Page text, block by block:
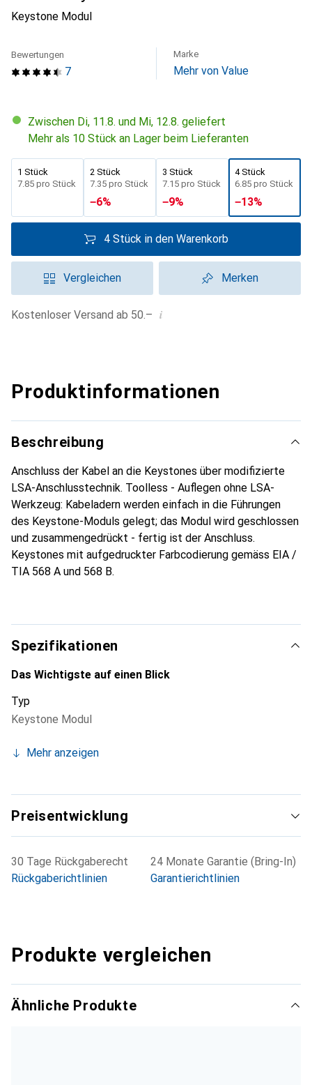
Keystone Modul
7
Bewertungen Marke
Mehr von Value
Zwischen Di, 11.8. und Mi, 12.8. geliefert
Mehr als 10 Stück an Lager beim Lieferanten
1 Stück
CHF
7.85 pro Stück
2 Stück
CHF
7.35 pro Stück
−6%
3 Stück
CHF
7.15 pro Stück
−9%
4 Stück
CHF
6.85 pro Stück
−13%
4 Stück in den Warenkorb
Vergleichen Merken
Kostenloser Versand ab 50.– i
Produktinformationen
Beschreibung
Anschluss der Kabel an die Keystones über modifizierte
LSA-Anschlusstechnik. Toolless - Auflegen ohne LSA-
Werkzeug: Kabeladern werden einfach in die Führungen
des Keystone-Moduls gelegt; das Modul wird geschlossen
und zusammengedrückt - fertig ist der Anschluss.
Keystones mit aufgedruckter Farbcodierung gemäss EIA /
TIA 568 A und 568 B.
Spezifikationen
Das Wichtigste auf einen Blick
Typ
Keystone Modul
Mehr anzeigen
Preisentwicklung
30 Tage Rückgaberecht
Rückgaberichtlinien
24 Monate Garantie (Bring-In)
Garantierichtlinien
Produkte vergleichen
Ähnliche Produkte